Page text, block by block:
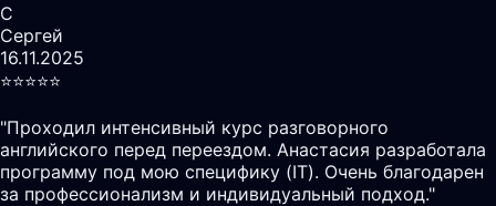
С
Сергей
16.11.2025
⭐️⭐️⭐️⭐️⭐️
"Проходил интенсивный курс разговорного
английского перед переездом. Анастасия разработала
программу под мою специфику (IT). Очень благодарен
за профессионализм и индивидуальный подход."